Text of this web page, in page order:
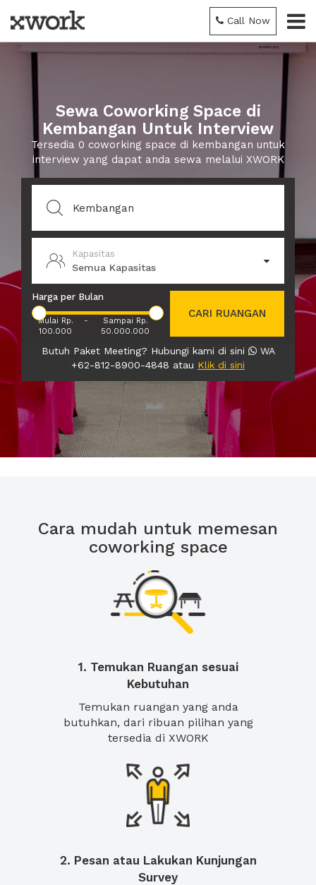
Call Now
Sewa Coworking Space di
Kembangan Untuk Interview
Tersedia 0 coworking space di kembangan untuk
interview yang dapat anda sewa melalui XWORK
Kapasitas
Semua Kapasitas
Harga per Bulan
Mulai Rp.
100.000
-
Sampai Rp.
50.000.000
CARI RUANGAN
Butuh Paket Meeting? Hubungi kami di sini
WA
+62-812-8900-4848 atau Klik di sini
Cara mudah untuk memesan
coworking space
1. Temukan Ruangan sesuai
Kebutuhan
Temukan ruangan yang anda
butuhkan, dari ribuan pilihan yang
tersedia di XWORK
2. Pesan atau Lakukan Kunjungan
Survey